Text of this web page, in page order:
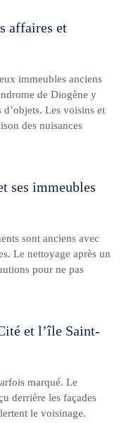
affaires et
immeubles anciens
de Diogène y
Les voisins et
des nuisances
ses immeubles
sont anciens avec
Le nettoyage après un
pour ne pas
et l’île Saint-
marqué. Le
derrière les façades
le voisinage.